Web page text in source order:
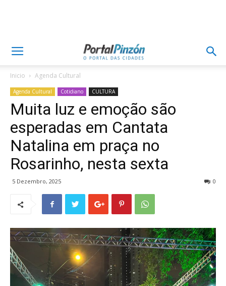
Inicio Agenda Cultural
Agenda Cultural Cotidiano CULTURA
Muita luz e emoção são
esperadas em Cantata
Natalina em praça no
Rosarinho, nesta sexta
5 Dezembro, 2025 0